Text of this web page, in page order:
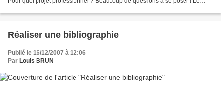
Réaliser une bibliographie
Publié le 16/12/2007 à 12:06
Par Louis BRUN